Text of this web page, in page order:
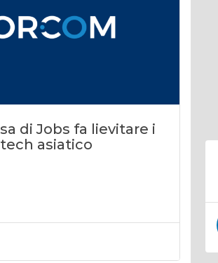
di Jobs fa lievitare i
asiatico